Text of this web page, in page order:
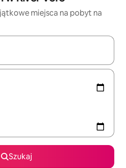
miejsca na pobyt na
możesz poruszać się po nich za
Szukaj